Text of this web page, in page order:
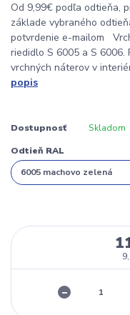
Od 9,99€ podľa odtieňa,
základe vybraného
potvrdenie e-mailom
riedidlo S 6005 a S 6006.
vrchných náterov v
popis
Dostupnosť Skladom
Odtieň RAL